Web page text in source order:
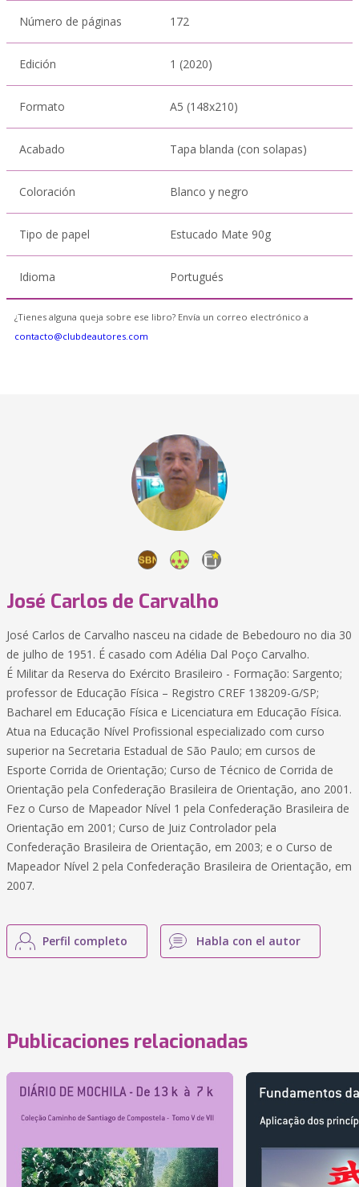
Número de páginas 172
Edición 1 (2020)
Formato A5 (148x210)
Acabado Tapa blanda (con solapas)
Coloración Blanco y negro
Tipo de papel Estucado Mate 90g
Idioma Portugués
¿Tienes alguna queja sobre ese libro? Envía un correo electrónico a
contacto@clubdeautores.com
José Carlos de Carvalho
José Carlos de Carvalho nasceu na cidade de Bebedouro no dia 30
de julho de 1951. É casado com Adélia Dal Poço Carvalho.
É Militar da Reserva do Exército Brasileiro - Formação: Sargento;
professor de Educação Física – Registro CREF 138209-G/SP;
Bacharel em Educação Física e Licenciatura em Educação Física.
Atua na Educação Nível Profissional especializado com curso
superior na Secretaria Estadual de São Paulo; em cursos de
Esporte Corrida de Orientação; Curso de Técnico de Corrida de
Orientação pela Confederação Brasileira de Orientação, ano 2001.
Fez o Curso de Mapeador Nível 1 pela Confederação Brasileira de
Orientação em 2001; Curso de Juiz Controlador pela
Confederação Brasileira de Orientação, em 2003; e o Curso de
Mapeador Nível 2 pela Confederação Brasileira de Orientação, em
2007.
Perfil completo Habla con el autor
Publicaciones relacionadas